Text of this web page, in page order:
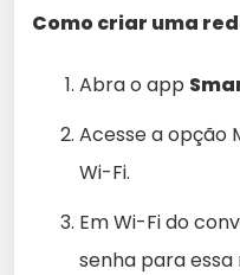
Como criar uma
Abra o app
Acesse a opção
Wi-Fi.
Em Wi-Fi do
senha para essa